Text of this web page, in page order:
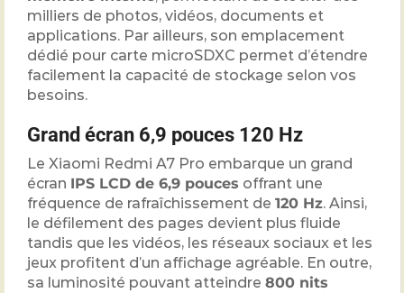
milliers de photos, vidéos, documents et
applications. Par ailleurs, son emplacement
dédié pour carte microSDXC permet d’étendre
facilement la capacité de stockage selon vos
besoins.
Grand écran 6,9 pouces 120 Hz
Le Xiaomi Redmi A7 Pro embarque un grand
écran IPS LCD de 6,9 pouces offrant une
fréquence de rafraîchissement de 120 Hz. Ainsi,
le défilement des pages devient plus fluide
tandis que les vidéos, les réseaux sociaux et les
jeux profitent d’un affichage agréable. En outre,
sa luminosité pouvant atteindre 800 nits